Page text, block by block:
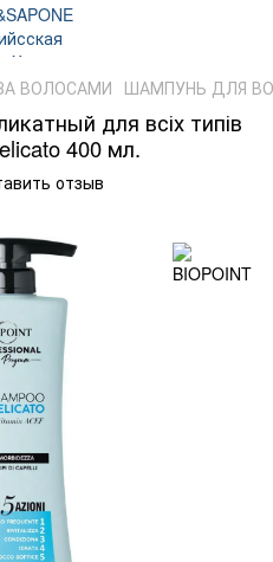
ВОЛОСАМИ ШАМПУНЬ ДЛЯ
для всіх типів
400 мл.
отзыв